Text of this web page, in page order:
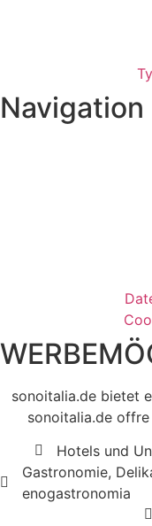
Navigation
sonoitalia.de bietet
sonoitalia.de
Hotels und
Gastronomie,
enogastronomia